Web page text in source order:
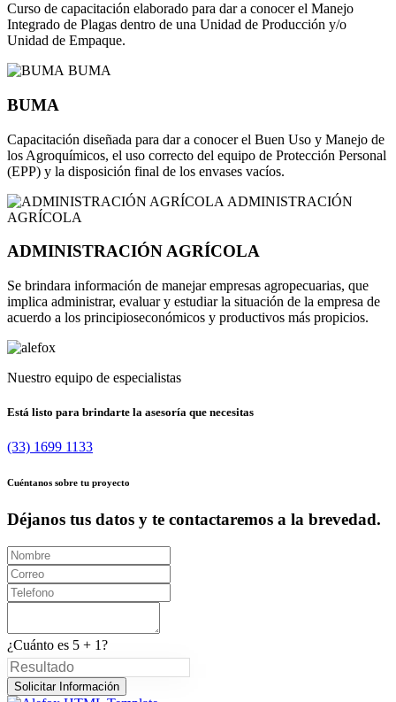
Curso de capacitación elaborado para dar a conocer el Manejo
Integrado de Plagas dentro de una Unidad de Producción y/o
Unidad de Empaque.
BUMA
BUMA
Capacitación diseñada para dar a conocer el Buen Uso y Manejo de
los Agroquímicos, el uso correcto del equipo de Protección Personal
(EPP) y la disposición final de los envases vacíos.
ADMINISTRACIÓN
AGRÍCOLA
ADMINISTRACIÓN AGRÍCOLA
Se brindara información de manejar empresas agropecuarias, que
implica administrar, evaluar y estudiar la situación de la empresa de
acuerdo a los principioseconómicos y productivos más propicios.
Nuestro equipo de especialistas
Está listo para brindarte la asesoría que necesitas
(33) 1699 1133
Cuéntanos sobre tu proyecto
Déjanos tus datos y te contactaremos a la brevedad.
¿Cuánto es 5 + 1?
Solicitar Información